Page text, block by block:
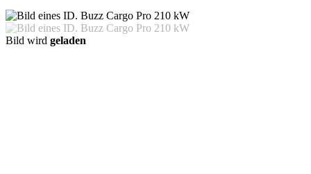
Bild wird geladen